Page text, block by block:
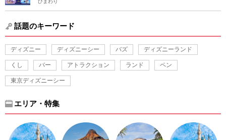
ひまわり
話題のキーワード
ディズニー ディズニーシー バズ ディズニーランド
くし バー アトラクション ランド ペン
東京ディズニーシー
エリア・特集